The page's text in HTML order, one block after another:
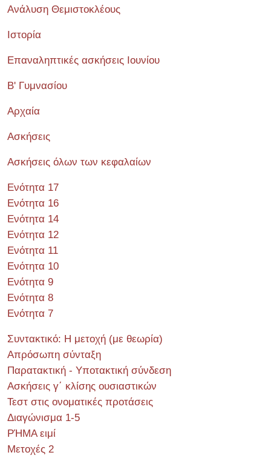
Ανάλυση Θεμιστοκλέους
Ιστορία
Επαναληπτικές ασκήσεις Ιουνίου
Β' Γυμνασίου
Αρχαία
Ασκήσεις
Ασκήσεις όλων των κεφαλαίων
Ενότητα 17
Ενότητα 16
Ενότητα 14
Ενότητα 12
Ενότητα 11
Ενότητα 10
Ενότητα 9
Ενότητα 8
Ενότητα 7
Συντακτικό: Η μετοχή (με θεωρία)
Απρόσωπη σύνταξη
Παρατακτική - Υποτακτική σύνδεση
Ασκήσεις γ΄ κλίσης ουσιαστικών
Τεστ στις ονοματικές προτάσεις
Διαγώνισμα 1-5
ΡΉΜΑ ειμί
Μετοχές 2